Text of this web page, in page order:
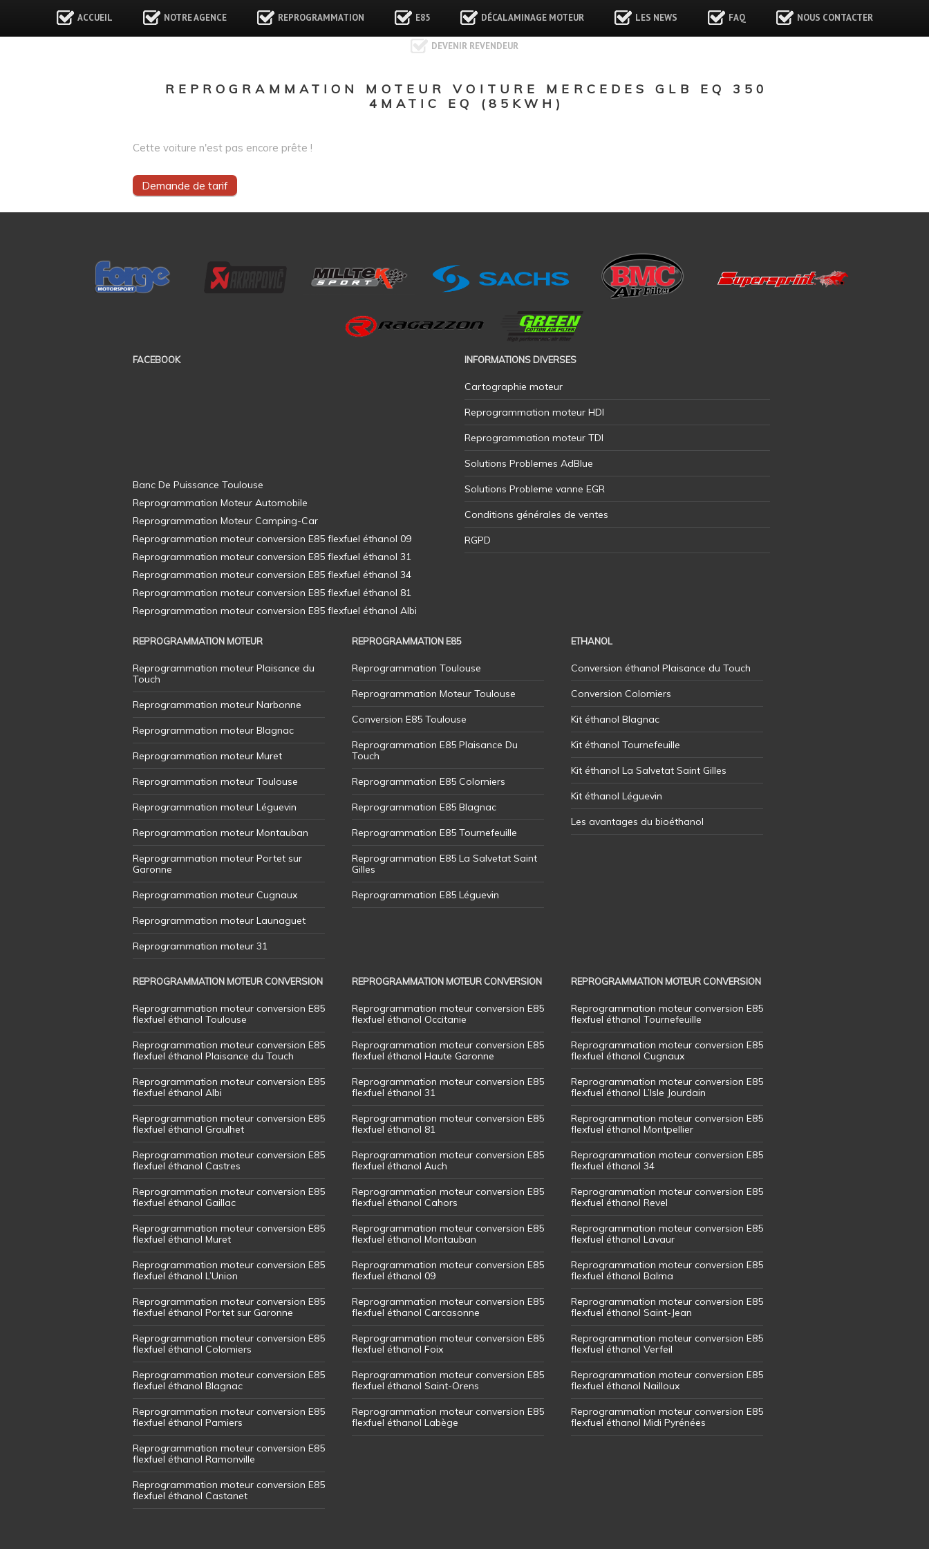
ACCUEIL NOTRE AGENCE REPROGRAMMATION E85 DÉCALAMINAGE MOTEUR LES NEWS FAQ NOUS CONTACTER
DEVENIR REVENDEUR
REPROGRAMMATION MOTEUR VOITURE MERCEDES GLB EQ 350
4MATIC EQ (85KWH)
Cette voiture n'est pas encore prête !
Demande de tarif
FACEBOOK INFORMATIONS DIVERSES
Cartographie moteur
Reprogrammation moteur HDI
Reprogrammation moteur TDI
Solutions Problemes AdBlue
Solutions Probleme vanne EGR
Conditions générales de ventes
RGPD
REPROGRAMMATION MOTEUR
Reprogrammation moteur Plaisance du
Touch
Reprogrammation moteur Narbonne
Reprogrammation moteur Blagnac
Reprogrammation moteur Muret
Reprogrammation moteur Toulouse
Reprogrammation moteur Léguevin
Reprogrammation moteur Montauban
Reprogrammation moteur Portet sur
Garonne
Reprogrammation moteur Cugnaux
Reprogrammation moteur Launaguet
Reprogrammation moteur 31
REPROGRAMMATION E85
Reprogrammation Toulouse
Reprogrammation Moteur Toulouse
Conversion E85 Toulouse
Reprogrammation E85 Plaisance Du
Touch
Reprogrammation E85 Colomiers
Reprogrammation E85 Blagnac
Reprogrammation E85 Tournefeuille
Reprogrammation E85 La Salvetat Saint
Gilles
Reprogrammation E85 Léguevin
ETHANOL
Conversion éthanol Plaisance du Touch
Conversion Colomiers
Kit éthanol Blagnac
Kit éthanol Tournefeuille
Kit éthanol La Salvetat Saint Gilles
Kit éthanol Léguevin
Les avantages du bioéthanol
REPROGRAMMATION MOTEUR CONVERSION
Reprogrammation moteur conversion E85
flexfuel éthanol Toulouse
Reprogrammation moteur conversion E85
flexfuel éthanol Plaisance du Touch
Reprogrammation moteur conversion E85
flexfuel éthanol Albi
Reprogrammation moteur conversion E85
flexfuel éthanol Graulhet
Reprogrammation moteur conversion E85
flexfuel éthanol Castres
Reprogrammation moteur conversion E85
flexfuel éthanol Gaillac
Reprogrammation moteur conversion E85
flexfuel éthanol Muret
Reprogrammation moteur conversion E85
flexfuel éthanol L’Union
Reprogrammation moteur conversion E85
flexfuel éthanol Portet sur Garonne
Reprogrammation moteur conversion E85
flexfuel éthanol Colomiers
Reprogrammation moteur conversion E85
flexfuel éthanol Blagnac
Reprogrammation moteur conversion E85
flexfuel éthanol Pamiers
Reprogrammation moteur conversion E85
flexfuel éthanol Ramonville
Reprogrammation moteur conversion E85
flexfuel éthanol Castanet
REPROGRAMMATION MOTEUR CONVERSION
Reprogrammation moteur conversion E85
flexfuel éthanol Occitanie
Reprogrammation moteur conversion E85
flexfuel éthanol Haute Garonne
Reprogrammation moteur conversion E85
flexfuel éthanol 31
Reprogrammation moteur conversion E85
flexfuel éthanol 81
Reprogrammation moteur conversion E85
flexfuel éthanol Auch
Reprogrammation moteur conversion E85
flexfuel éthanol Cahors
Reprogrammation moteur conversion E85
flexfuel éthanol Montauban
Reprogrammation moteur conversion E85
flexfuel éthanol 09
Reprogrammation moteur conversion E85
flexfuel éthanol Carcasonne
Reprogrammation moteur conversion E85
flexfuel éthanol Foix
Reprogrammation moteur conversion E85
flexfuel éthanol Saint-Orens
Reprogrammation moteur conversion E85
flexfuel éthanol Labège
REPROGRAMMATION MOTEUR CONVERSION
Reprogrammation moteur conversion E85
flexfuel éthanol Tournefeuille
Reprogrammation moteur conversion E85
flexfuel éthanol Cugnaux
Reprogrammation moteur conversion E85
flexfuel éthanol L’Isle Jourdain
Reprogrammation moteur conversion E85
flexfuel éthanol Montpellier
Reprogrammation moteur conversion E85
flexfuel éthanol 34
Reprogrammation moteur conversion E85
flexfuel éthanol Revel
Reprogrammation moteur conversion E85
flexfuel éthanol Lavaur
Reprogrammation moteur conversion E85
flexfuel éthanol Balma
Reprogrammation moteur conversion E85
flexfuel éthanol Saint-Jean
Reprogrammation moteur conversion E85
flexfuel éthanol Verfeil
Reprogrammation moteur conversion E85
flexfuel éthanol Nailloux
Reprogrammation moteur conversion E85
flexfuel éthanol Midi Pyrénées
Banc De Puissance Toulouse
Reprogrammation Moteur Automobile
Reprogrammation Moteur Camping-Car
Reprogrammation moteur conversion E85 flexfuel éthanol 09
Reprogrammation moteur conversion E85 flexfuel éthanol 31
Reprogrammation moteur conversion E85 flexfuel éthanol 34
Reprogrammation moteur conversion E85 flexfuel éthanol 81
Reprogrammation moteur conversion E85 flexfuel éthanol Albi